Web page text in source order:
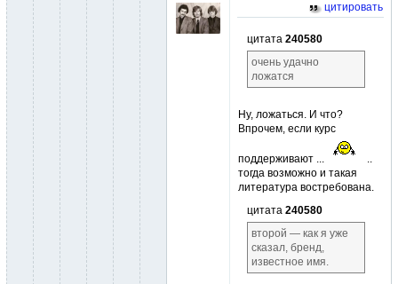
цитировать
цитата 240580
очень удачно
ложатся
Ну, ложаться. И что?
Впрочем, если курс
поддерживают ...
..
тогда возможно и такая
литература востребована.
цитата 240580
второй — как я уже
сказал, бренд,
известное имя.